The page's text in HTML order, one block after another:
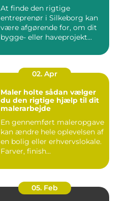
At finde den rigtige
entreprenør i Silkeborg kan
være afgørende for, om dit
bygge- eller haveprojekt...
02. Apr
Maler holte sådan vælger
du den rigtige hjælp til dit
malerarbejde
En gennemført maleropgave
kan ændre hele oplevelsen af
en bolig eller erhvervslokale.
Farver, finish...
05. Feb